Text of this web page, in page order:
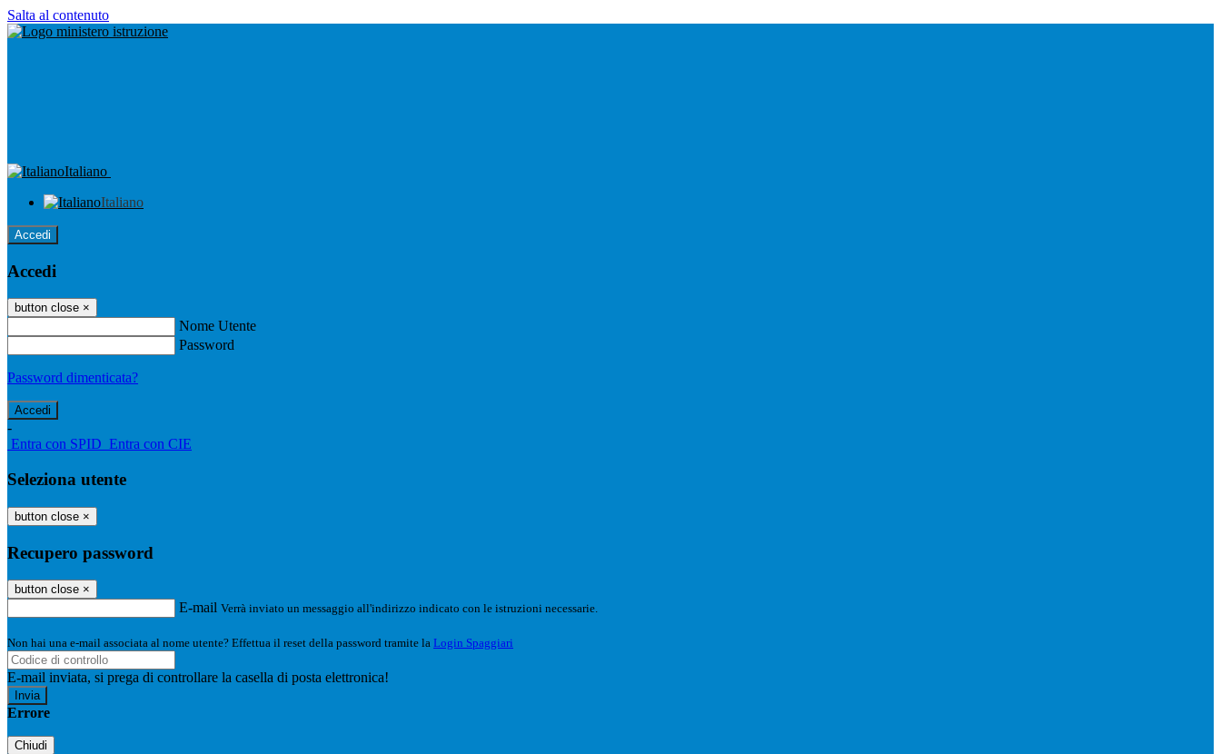
Salta al contenuto
Italiano
Italiano
Accedi
Accedi
button close ×
Nome Utente
Password
Password dimenticata?
-
Entra con SPID Entra con CIE
Seleziona utente
button close ×
Recupero password
button close ×
E-mail Verrà inviato un messaggio all'indirizzo indicato con le istruzioni necessarie.
Non hai una e-mail associata al nome utente? Effettua il reset della password tramite la Login Spaggiari
E-mail inviata, si prega di controllare la casella di posta elettronica!
Errore
Chiudi